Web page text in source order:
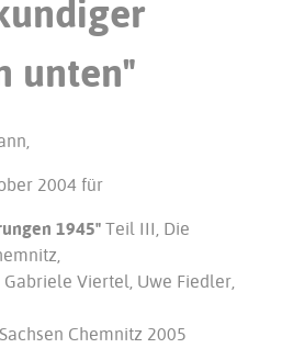
unten"
2004 für
1945"Teil III, Die
Viertel, Uwe Fiedler,
Chemnitz 2005